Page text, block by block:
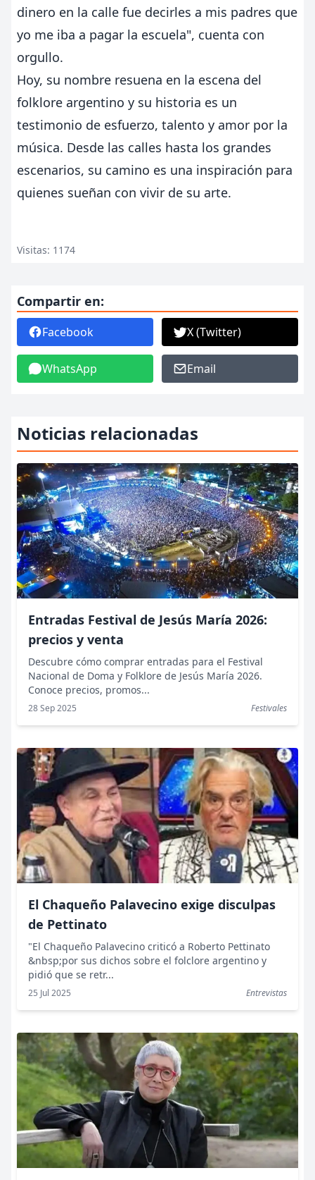
dinero en la calle fue decirles a mis padres que
yo me iba a pagar la escuela", cuenta con
orgullo.
Hoy, su nombre resuena en la escena del
folklore argentino y su historia es un
testimonio de esfuerzo, talento y amor por la
música. Desde las calles hasta los grandes
escenarios, su camino es una inspiración para
quienes sueñan con vivir de su arte.
Visitas: 1174
Compartir en:
Facebook X (Twitter)
WhatsApp Email
Noticias relacionadas
Entradas Festival de Jesús María 2026:
precios y venta
Descubre cómo comprar entradas para el Festival
Nacional de Doma y Folklore de Jesús María 2026.
Conoce precios, promos...
28 Sep 2025 Festivales
El Chaqueño Palavecino exige disculpas
de Pettinato
"El Chaqueño Palavecino criticó a Roberto Pettinato
&nbsp;por sus dichos sobre el folclore argentino y
pidió que se retr...
25 Jul 2025 Entrevistas